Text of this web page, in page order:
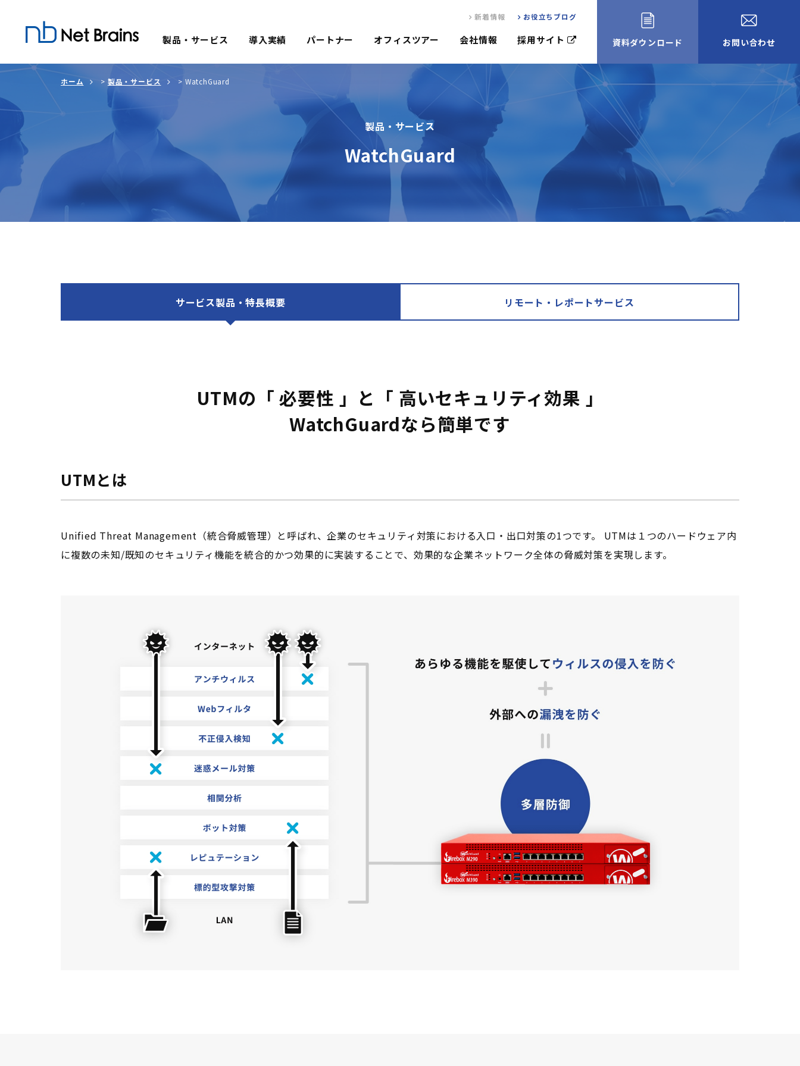
新着情報 お役立ちブログ
製品・サービス 導入実績 パートナー オフィスツアー 会社情報 採用サイト 資料ダウンロード お問い合わせ
製品・サービス
WatchGuard
ホーム > 製品・サービス > WatchGuard
サービス製品・特長概要 リモート・レポートサービス
UTMの「 必要性 」と「 高いセキュリティ効果 」
WatchGuardなら簡単です
UTMとは
Unified Threat Management（統合脅威管理）と呼ばれ、企業のセキュリティ対策における入口・出口対策の1つです。 UTMは１つのハードウェア内
に複数の未知/既知のセキュリティ機能を統合的かつ効果的に実装することで、効果的な企業ネットワーク全体の脅威対策を実現します。